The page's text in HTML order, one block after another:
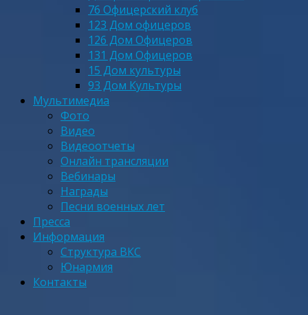
76 Офицерский клуб
123 Дом офицеров
126 Дом Офицеров
131 Дом Офицеров
15 Дом культуры
93 Дом Культуры
Мультимедиа
Фото
Видео
Видеоотчеты
Онлайн трансляции
Вебинары
Награды
Песни военных лет
Пресса
Информация
Структура ВКС
Юнармия
Контакты